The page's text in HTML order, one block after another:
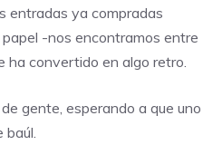
entradas ya compradas
-nos encontramos entre
ha convertido en algo retro.
gente, esperando a que uno